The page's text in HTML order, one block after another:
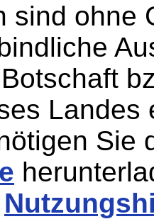
sind ohne
Landes
Sie